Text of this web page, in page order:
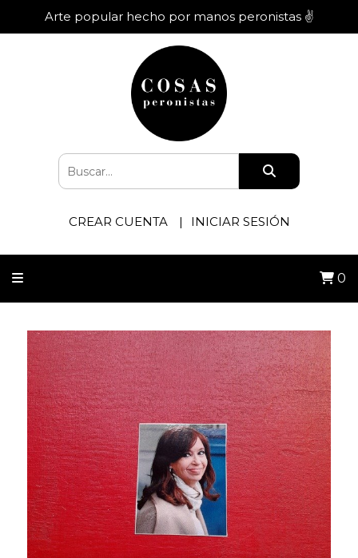
Arte popular hecho por manos peronistas ✌️
CREAR CUENTA INICIAR SESIÓN
0